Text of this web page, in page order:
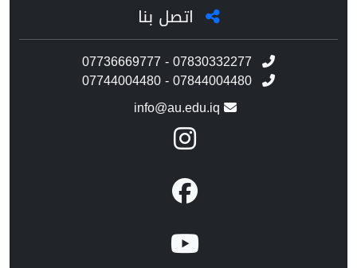
اتصل بنا
07736669777 - 07830332277
07744004480 - 07844004480
info@au.edu.iq